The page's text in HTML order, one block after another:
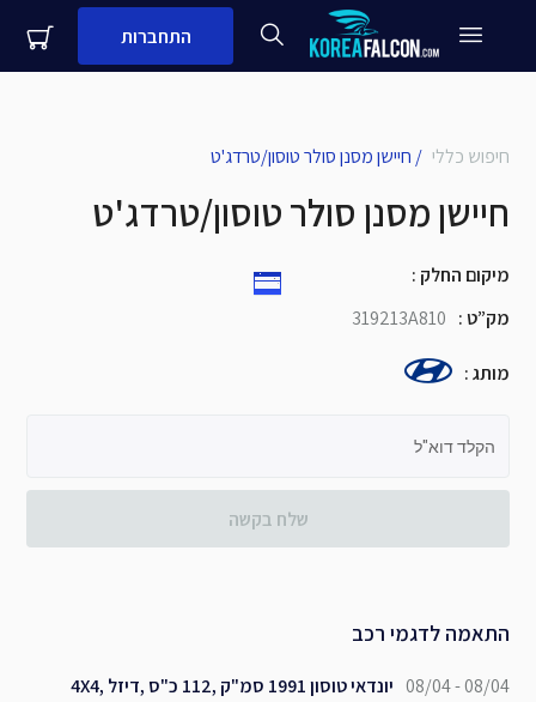
התחברות
close
עדיין לא לקוח עסקי שלנו?
שם + שם משפחה
חיישן מסנן סולר טוסון/טרדג'ט / חיפוש כללי
חיישן מסנן סולר טוסון/טרדג'ט
: מיקום החלק
319213A810 :מק”ט
:מותג
הקלד דוא"ל
שלח בקשה
התאמה לדגמי רכב
יונדאי טוסון 1991 סמ"ק ,112 כ"ס ,דיזל ,4X4 08/04 - 08/04